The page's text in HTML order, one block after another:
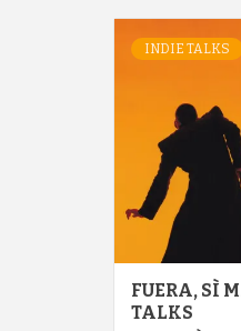
INDIE TALKS
FUERA, SÌ
TALKS